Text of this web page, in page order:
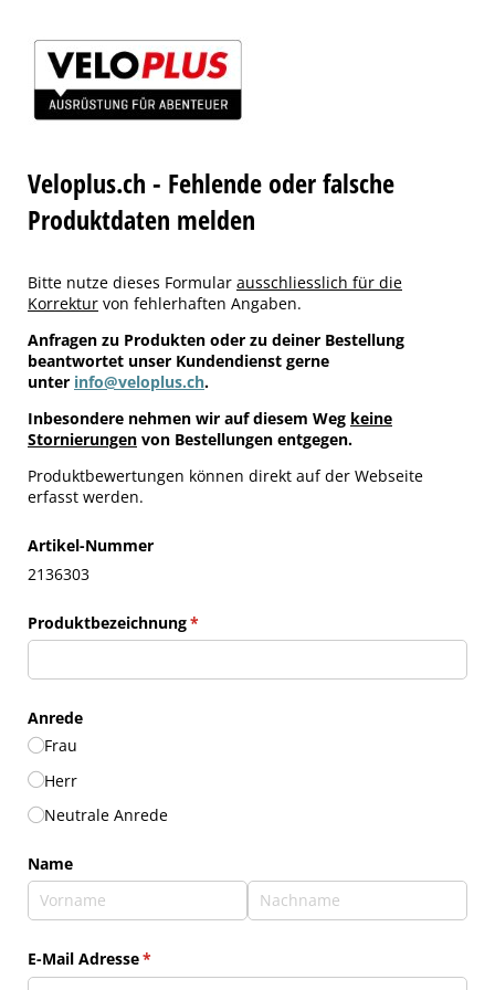
Veloplus.ch - Fehlende oder falsche
Produktdaten melden
Bitte nutze dieses Formular ausschliesslich für die
Korrektur von fehlerhaften Angaben.
Anfragen zu Produkten oder zu deiner Bestellung
beantwortet unser Kundendienst gerne
unter info@veloplus.ch.
Inbesondere nehmen wir auf diesem Weg keine
Stornierungen von Bestellungen entgegen.
Produktbewertungen können direkt auf der Webseite
erfasst werden.
Artikel-Nummer
2136303
Produktbezeichnung*
(erforderlich)
Anrede
Frau
Herr
Neutrale Anrede
Name
E-Mail Adresse*
(erforderlich)